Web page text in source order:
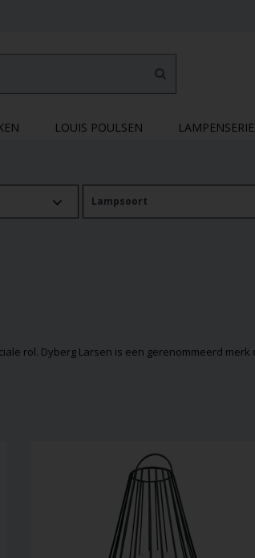
LOUIS POULSEN
Lampsoort
rol. Dyberg Larsen is een gerenommeerd